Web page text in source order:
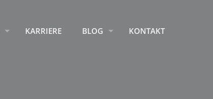
KARRIERE BLOG KONTAKT